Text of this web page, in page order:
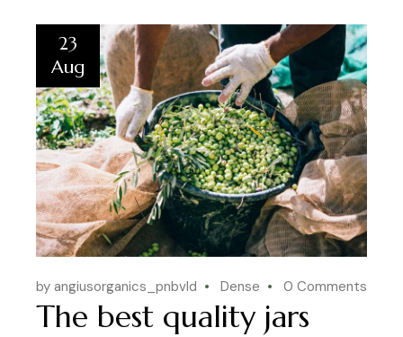
23
Aug
by angiusorganics_pnbvld Dense 0 Comments
The best quality jars